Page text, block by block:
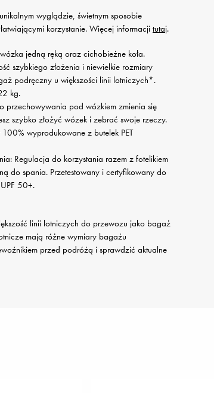
wyglądzie, świetnym sposobie
korzystanie. Więcej informacjitutaj.
jedną ręką oraz cichobieżne koła.
szybkiego złożenia i niewielkie rozmiary
podręczny u większości linii lotniczych*.
kg.
pod wózkiem zmienia się
szybko złożyć wózek i zebrać swoje rzeczy.
wyprodukowane z butelek PET
Regulacja do korzystania razem z fotelikiem
do spania. Przetestowany i certyfikowany do
50+.
linii lotniczych do przewozu jako bagaż
mają różne wymiary bagażu
przed podróżą i sprawdzić aktualne